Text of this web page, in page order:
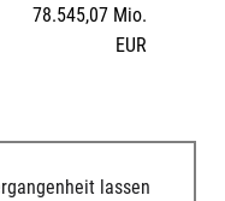
78.545,07 Mio.
EUR
lassen